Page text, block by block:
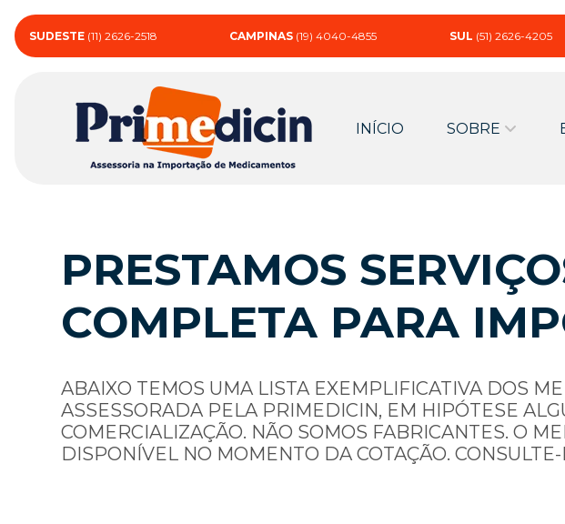
SUDESTE (11) 2626-2518 CAMPINAS (19) 4040-4855 SUL (51) 2626-4205
INÍCIO SOBRE
PRESTAMOS
COMPLETA PARA
ABAIXO TEMOS UMA LISTA EXEMPLIFICATIVA DOS
ASSESSORADA PELA PRIMEDICIN, EM HIPÓTESE
COMERCIALIZAÇÃO. NÃO SOMOS FABRICANTES. O
DISPONÍVEL NO MOMENTO DA COTAÇÃO. CONSULTE-